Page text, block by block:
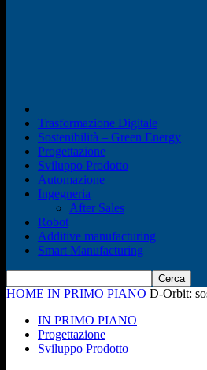
Trasformazione Digitale
Sostenibilità – Green Energy
Progettazione
Sviluppo Prodotto
Automazione
Ingegneria
After Sales
Robot
Additive manufacturing
Smart Manufacturing
HOME IN PRIMO PIANO D-Orbit:
IN PRIMO PIANO
Progettazione
Sviluppo Prodotto